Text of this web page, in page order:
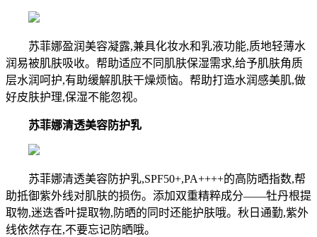
苏菲娜盈润美容凝露,兼具化妆水和乳液功能,质地轻薄水
润易被肌肤吸收。帮助适应不同肌肤保湿需求,给予肌肤角质
层水润呵护,有助缓解肌肤干燥烦恼。帮助打造水润感美肌,做
好皮肤护理,保湿不能忽视。
苏菲娜清透美容防护乳
苏菲娜清透美容防护乳,SPF50+,PA++++的高防晒指数,帮
助抵御紫外线对肌肤的损伤。添加双重精粹成分——牡丹根提
取物,迷迭香叶提取物,防晒的同时还能护肤哦。秋日通勤,紫外
线依然存在,不要忘记防晒哦。